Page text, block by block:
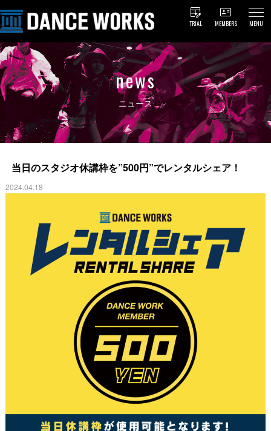
TRIAL MEMBERS MENU
news
ニュース
当日のスタジオ休講枠を”500円”でレンタルシェア！
2024.04.18